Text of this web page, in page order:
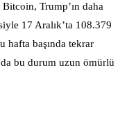
Trump’ın daha
17 Aralık’ta 108.379
hafta başında tekrar
da bu durum uzun ömürlü